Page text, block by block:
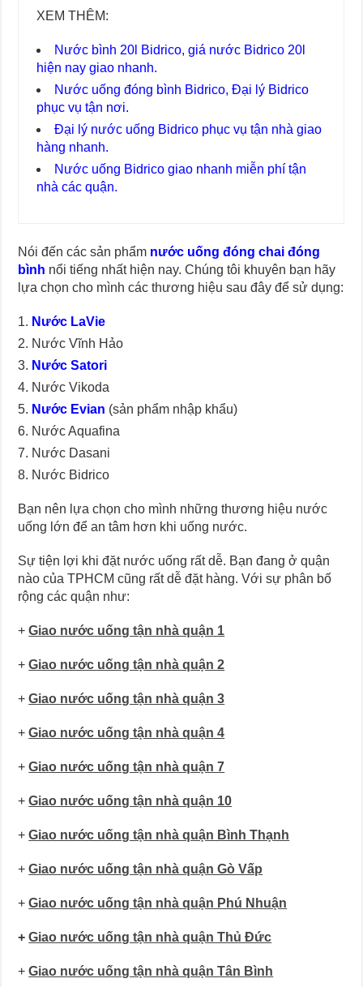
XEM THÊM:
Nước bình 20l Bidrico, giá nước Bidrico 20l
hiện nay giao nhanh.
Nước uống đóng bình Bidrico, Đại lý Bidrico
phục vụ tận nơi.
Đại lý nước uống Bidrico phục vụ tận nhà giao
hàng nhanh.
Nước uống Bidrico giao nhanh miễn phí tận
nhà các quận.
Nói đến các sản phẩm nước uống đóng chai đóng
bình nổi tiếng nhất hiện nay. Chúng tôi khuyên bạn hãy
lựa chọn cho mình các thương hiệu sau đây để sử dụng:
Nước LaVie
Nước Vĩnh Hảo
Nước Satori
Nước Vikoda
Nước Evian (sản phẩm nhập khẩu)
Nước Aquafina
Nước Dasani
Nước Bidrico
Bạn nên lựa chọn cho mình những thương hiệu nước
uống lớn để an tâm hơn khi uống nước.
Sự tiện lợi khi đặt nước uống rất dễ. Bạn đang ở quận
nào của TPHCM cũng rất dễ đặt hàng. Với sự phân bố
rộng các quận như:
+Giao nước uống tận nhà quận 1
+Giao nước uống tận nhà quận 2
+Giao nước uống tận nhà quận 3
+Giao nước uống tận nhà quận 4
+Giao nước uống tận nhà quận 7
+Giao nước uống tận nhà quận 10
+Giao nước uống tận nhà quận Bình Thạnh
+Giao nước uống tận nhà quận Gò Vấp
+Giao nước uống tận nhà quận Phú Nhuận
+Giao nước uống tận nhà quận Thủ Đức
+Giao nước uống tận nhà quận Tân Bình